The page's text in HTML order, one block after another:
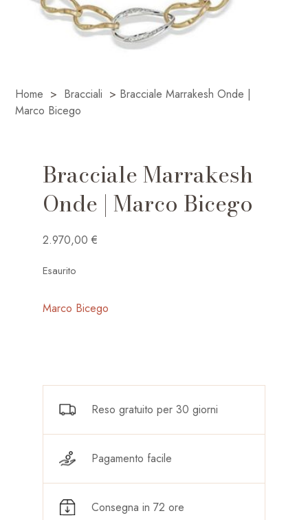
Home > Bracciali > Bracciale Marrakesh Onde |
Marco Bicego
Bracciale Marrakesh
Onde | Marco Bicego
2.970,00€
Esaurito
Marco Bicego
Reso gratuito per 30 giorni
Pagamento facile
Consegna in 72 ore